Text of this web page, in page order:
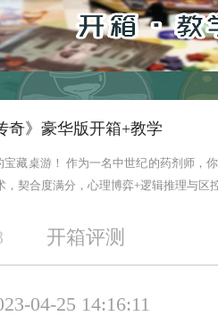
奇》豪华版开箱+教学
宝藏桌游！ 作为一名中世纪的药剂师，
契合度满分，心理博弈+逻辑推理与区
开箱评测
04-25 14:16:11